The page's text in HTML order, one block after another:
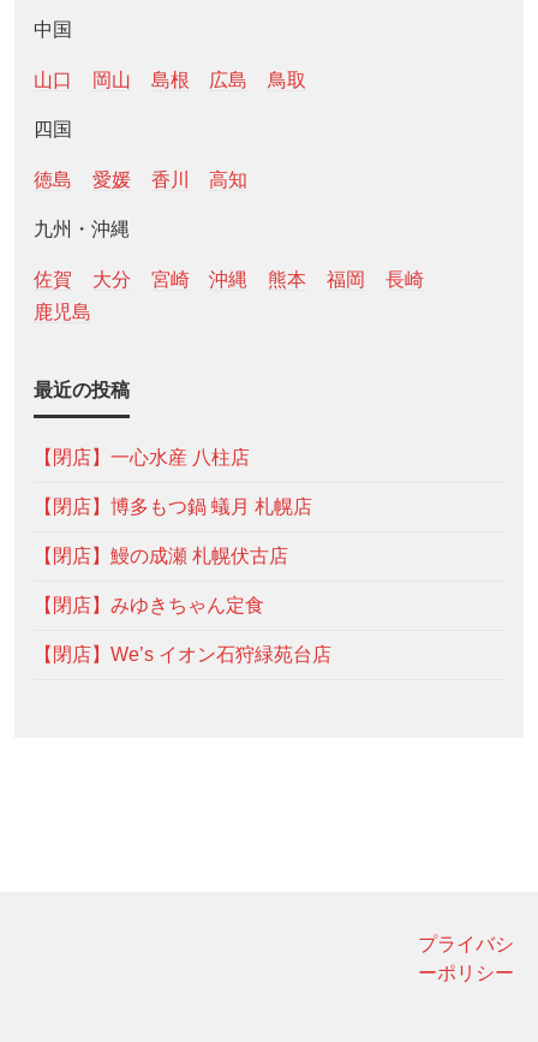
中国
山口 岡山 島根 広島 鳥取
四国
徳島 愛媛 香川 高知
九州・沖縄
佐賀 大分 宮崎 沖縄 熊本 福岡
長崎
鹿児島
最近の投稿
【閉店】一心水産 八柱店
【閉店】博多もつ鍋 蟻月 札幌店
【閉店】鰻の成瀬 札幌伏古店
【閉店】みゆきちゃん定食
【閉店】We’s イオン石狩緑苑台店
プライバシ
ーポリシー